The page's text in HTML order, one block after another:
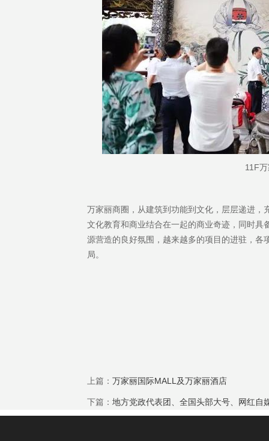
11F
万家丽商圈，从建筑到功能到文化，层层递进
文化教育和商业结合在一起的商业奇迹，同时
源营造的良好氛围，越来越多的项目的进驻，
局。
上篇： 万家丽国际MALL及万家丽酒店
下篇： 地方党政代表团、全国头部大号、网红自